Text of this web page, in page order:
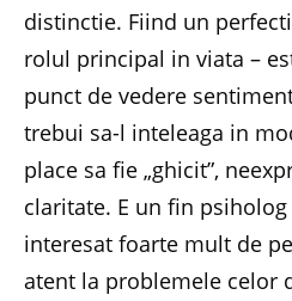
distinctie. Fiind un
rolul principal in viata –
punct de vedere
trebui sa-l inteleaga in
place sa fie „ghicit”,
claritate. E un fin
interesat foarte mult de
atent la problemele celor